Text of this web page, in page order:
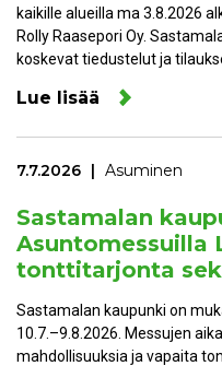
kaikille alueilla ma 3.8.2026
Rolly Raasepori Oy.
koskevat tiedustelut ja
Lue lisää
7.7.2026 Asuminen
Sastamalan
Asuntomessuilla
tonttitarjonta
Sastamalan kaupunki on
10.7.–9.8.2026. Messujen
mahdollisuuksia ja vapaita